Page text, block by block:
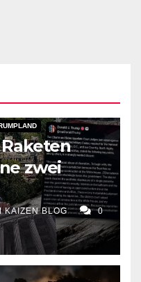
zwei
KAIZEN BLOG 0
TOPSTORY